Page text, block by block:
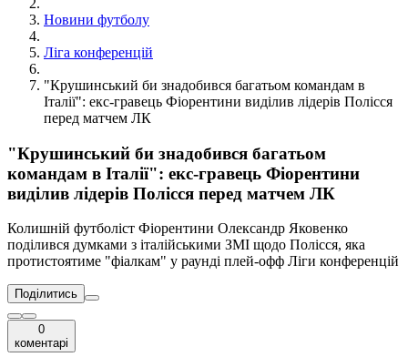
Новини футболу
Ліга конференцій
"Крушинський би знадобився багатьом командам в
Італії": екс-гравець Фіорентини виділив лідерів Полісся
перед матчем ЛК
"Крушинський би знадобився багатьом
командам в Італії": екс-гравець Фіорентини
виділив лідерів Полісся перед матчем ЛК
Колишній футболіст Фіорентини Олександр Яковенко
поділився думками з італійськими ЗМІ щодо Полісся, яка
протистоятиме "фіалкам" у раунді плей-офф Ліги конференцій
Поділитись
0
коментарі